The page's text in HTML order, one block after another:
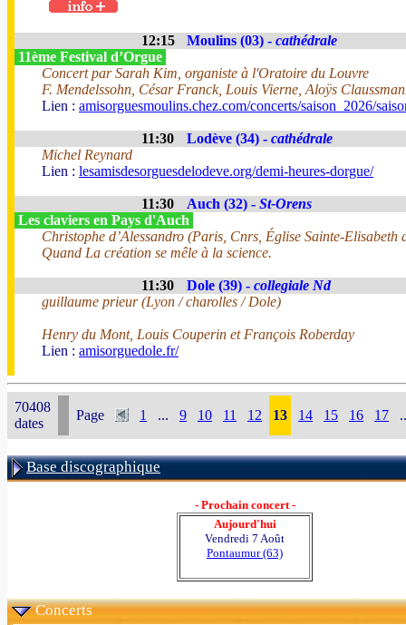
12:15 Moulins (03) - cathédrale
11ème Festival d’Orgue
Concert par Sarah Kim, organiste à l'Oratoire du Louvre
F. Mendelssohn, César Franck, Louis Vierne, Aloÿs
Lien : amisorguesmoulins.chez.com/concerts/saison_2026/
11:30 Lodève (34) - cathédrale
Michel Reynard
Lien : lesamisdesorguesdelodeve.org/demi-heures-dorgue/
11:30 Auch (32) - St-Orens
Les claviers en Pays d'Auch
Christophe d’Alessandro (Paris, Cnrs, Église Sainte-Elisabeth
Quand La création se mêle à la science.
11:30 Dole (39) - collegiale Nd
guillaume prieur (Lyon / charolles / Dole)
Henry du Mont, Louis Couperin et François Roberday
Lien : amisorguedole.fr/
70408
dates
Page 1 ... 9 10 11 12 13 14 15 16 17
Base discographique
- Prochain concert -
Aujourd'hui
Vendredi 7 Août
Pontaumur (63)
Concerts